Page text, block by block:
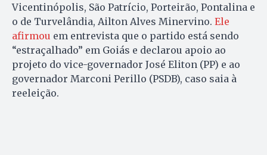
Vicentinópolis, São Patrício, Porteirão, Pontalina e
o de Turvelândia, Ailton Alves Minervino. Ele
afirmou em entrevista que o partido está sendo
“estraçalhado” em Goiás e declarou apoio ao
projeto do vice-governador José Eliton (PP) e ao
governador Marconi Perillo (PSDB), caso saia à
reeleição.